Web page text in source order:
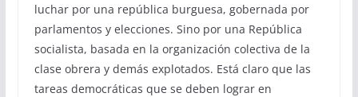
luchar por una república burguesa, gobernada por
parlamentos y elecciones. Sino por una República
socialista, basada en la organización colectiva de la
clase obrera y demás explotados. Está claro que las
tareas democráticas que se deben lograr en